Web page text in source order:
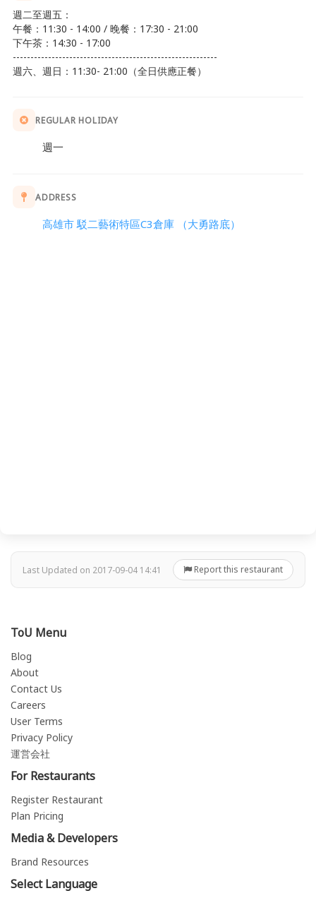
週二至週五：
午餐：11:30 - 14:00 / 晚餐：17:30 - 21:00
下午茶：14:30 - 17:00
----------------------------------------------------------
週六、週日：11:30- 21:00（全日供應正餐）
REGULAR HOLIDAY
週一
ADDRESS
高雄市 駁二藝術特區C3倉庫 （大勇路底）
Last Updated on 2017-09-04 14:41 Report this restaurant
ToU Menu
Blog
About
Contact Us
Careers
User Terms
Privacy Policy
運営会社
For Restaurants
Register Restaurant
Plan Pricing
Media & Developers
Brand Resources
Select Language